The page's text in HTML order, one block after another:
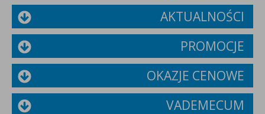
AKTUALNOŚCI
PROMOCJE
OKAZJE CENOWE
VADEMECUM